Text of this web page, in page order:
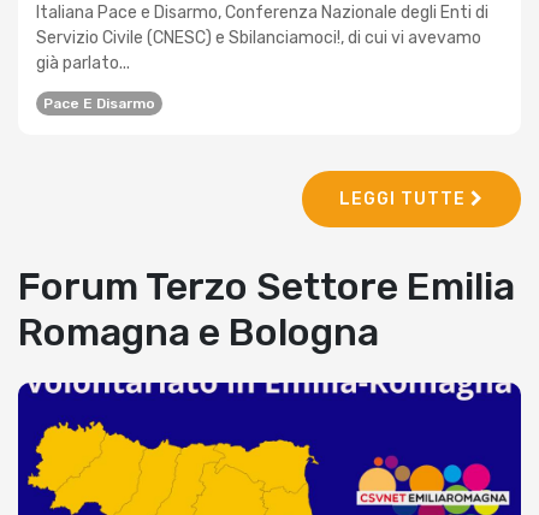
Italiana Pace e Disarmo, Conferenza Nazionale degli Enti di
Servizio Civile (CNESC) e Sbilanciamoci!, di cui vi avevamo
già parlato...
Pace E Disarmo
LEGGI TUTTE
Forum Terzo Settore Emilia
Romagna e Bologna